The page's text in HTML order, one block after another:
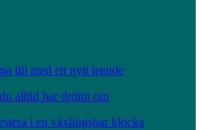
till med ett nytt leende
alltid har drömt om
i en växlingsbar klocka